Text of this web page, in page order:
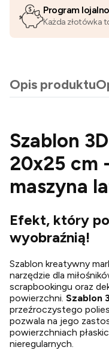
Program
Każda złotówka
Opis produktu
Szablon
20x25 cm
maszyna
Efekt, który
wyobraźnią!
Szablon kreatywny
narzędzie dla
scrapbookingu oraz
powierzchni. Szablon
przeźroczystego
pozwala na jego
powierzchniach
nieregularnych.